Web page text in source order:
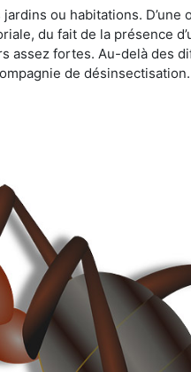
ou habitations.
du fait de la présence
assez fortes. Au-delà des
de désinsectisation.